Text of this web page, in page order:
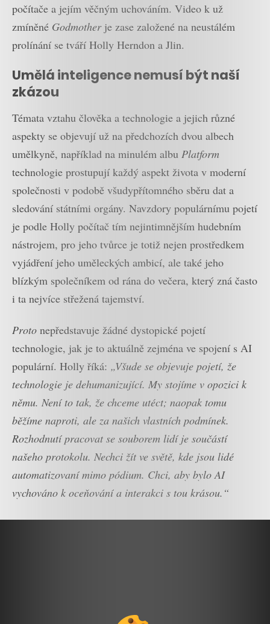
počítače a jejím věčným uchováním. Video k už
zmíněné Godmotherje zase založené na neustálém
prolínání se tváří Holly Herndon a Jlin.
Umělá inteligence nemusí být naší
zkázou
Témata vztahu člověka a technologie a jejich různé
aspekty se objevují už na předchozích dvou albech
umělkyně, například na minulém albu Platform
technologie prostupují každý aspekt života v moderní
společnosti v podobě všudypřítomného sběru dat a
sledování státními orgány. Navzdory populárnímu pojetí
je podle Holly počítač tím nejintimnějším hudebním
nástrojem, pro jeho tvůrce je totiž nejen prostředkem
vyjádření jeho uměleckých ambicí, ale také jeho
blízkým společníkem od rána do večera, který zná často
i ta nejvíce střežená tajemství.
Proto nepředstavuje žádné dystopické pojetí
technologie, jak je to aktuálně zejména ve spojení s AI
populární. Holly říká: „Všude se objevuje pojetí, že
technologie je dehumanizující. My stojíme v opozici k
němu. Není to tak, že chceme utéct; naopak tomu
běžíme naproti, ale za našich vlastních podmínek.
Rozhodnutí pracovat se souborem lidí je součástí
našeho protokolu. Nechci žít ve světě, kde jsou lidé
automatizovaní mimo pódium. Chci, aby bylo AI
vychováno k oceňování a interakci s tou krásou.“